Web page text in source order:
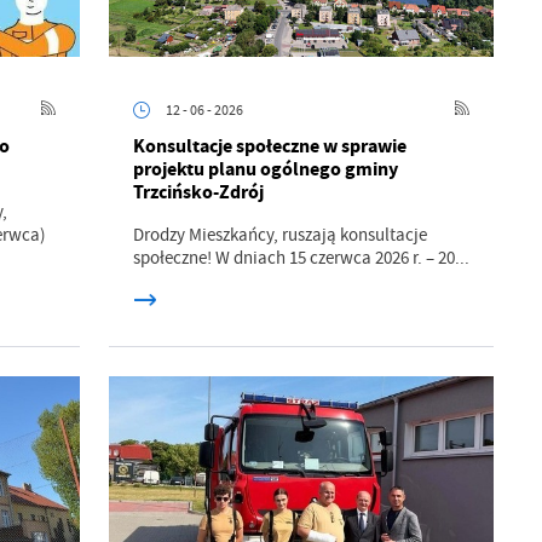
12 - 06 - 2026
Konsultacje społeczne w sprawie
projektu planu ogólnego gminy
Trzcińsko-Zdrój
Drodzy Mieszkańcy, ruszają konsultacje
społeczne! W dniach 15 czerwca 2026 r. – 20...